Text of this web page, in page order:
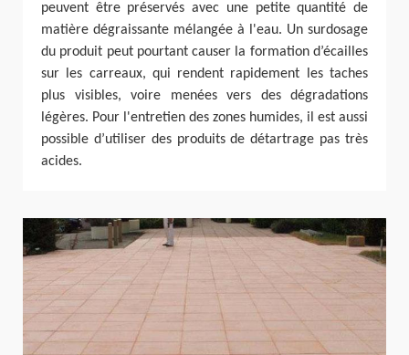
peuvent être préservés avec une petite quantité de
matière dégraissante mélangée à l'eau. Un surdosage
du produit peut pourtant causer la formation d’écailles
sur les carreaux, qui rendent rapidement les taches
plus visibles, voire menées vers des dégradations
légères. Pour l'entretien des zones humides, il est aussi
possible d’utiliser des produits de détartrage pas très
acides.